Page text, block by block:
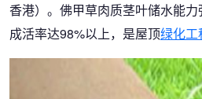
香港）。佛甲草肉质茎叶储水能力
成活率达98%以上，是屋顶绿化工